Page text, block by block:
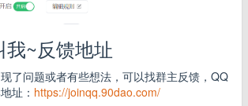
我~反馈地址
了问题或者有些想法，可以找群主反馈，QQ
址： https://joinqq.90dao.com/